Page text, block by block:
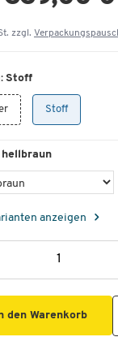
zzgl.
Stoff
Stoff
hellbraun
anzeigen
den Warenkorb